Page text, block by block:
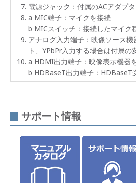
電源ジャック：付属のACアダプ
a MIC端子：マイクを接続
b MICスイッチ：接続したマイク
アナログ入力端子：映像ソース
ト、YPbPr入力する場合は付属の
a HDMI出力端子：映像表示機器
b HDBaseT出力端子：HDBaseT
サポート情報